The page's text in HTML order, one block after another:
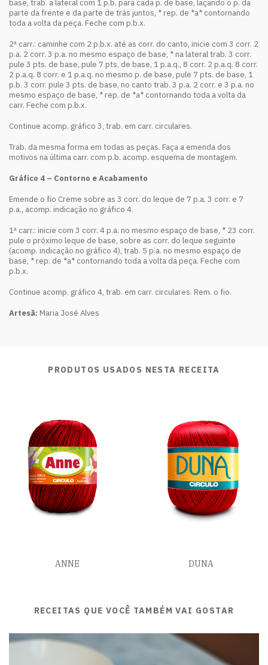
base, trab. a lateral com 1 p.b. para cada p. de base, laçando o p. da
parte da frente e da parte de trás juntos, * rep. de *a* contornando
toda a volta da peça. Feche com p.b.x.
2ª carr.: caminhe com 2 p.b.x. até as corr. do canto, inicie com 3 corr. 2
p.a. 2 corr. 3 p.a. no mesmo espaço de base, * na lateral trab. 3 corr.
pule 3 pts. de base, pule 7 pts. de base, 1 p.a.q., 8 corr. 2 p.a.q. 8 corr.
2 p.a.q. 8 corr. e 1 p.a.q. no mesmo p. de base, pule 7 pts. de base, 1
p.b. 3 corr. pule 3 pts. de base, no canto trab. 3 p.a. 2 corr. e 3 p.a. no
mesmo espaço de base, * rep. de *a* contornando toda a volta da
carr. Feche com p.b.x.
Continue acomp. gráfico 3, trab. em carr. circulares.
Trab. da mesma forma em todas as peças. Faça a emenda dos
motivos na última carr. com p.b. acomp. esquema de montagem.
Gráfico 4 – Contorno e Acabamento
Emende o fio Creme sobre as 3 corr. do leque de 7 p.a. 3 corr. e 7
p.a., acomp. indicação no gráfico 4.
1ª carr.: inicie com 3 corr. 4 p.a. no mesmo espaço de base, * 23 corr.
pule o próximo leque de base, sobre as corr. do leque seguinte
(acomp. indicação no gráfico 4), trab. 5 p.a. no mesmo espaço de
base, * rep. de *a* contornando toda a volta da peça. Feche com
p.b.x.
Continue acomp. gráfico 4, trab. em carr. circulares. Rem. o fio.
Artesã: Maria José Alves
PRODUTOS USADOS NESTA RECEITA
ANNE DUNA
RECEITAS QUE VOCÊ TAMBÉM VAI GOSTAR